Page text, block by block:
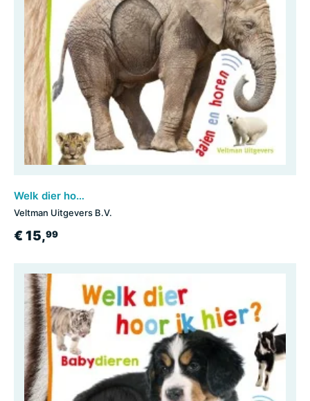
Welk dier hoor ik hier? - Dierentuin
Veltman Uitgevers B.V.
€ 15,99